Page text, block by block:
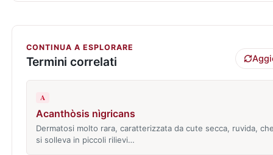
CONTINUA A ESPLORARE
Termini correlati
A
Acanthòsis nìgricans
Dermatosi molto rara, caratterizzata da cute secca, ruvida,
si solleva in piccoli rilievi…